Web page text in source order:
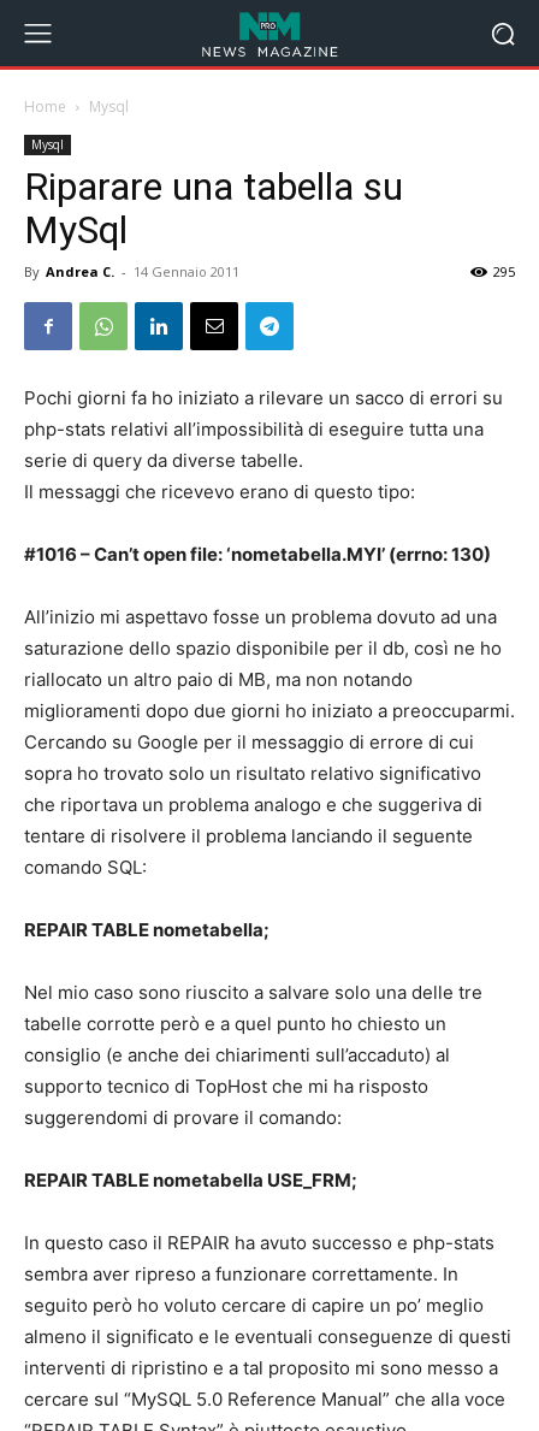
Home Mysql
Mysql
Riparare una tabella su
MySql
By Andrea C. - 14 Gennaio 2011 295
Pochi giorni fa ho iniziato a rilevare un sacco di errori su
php-stats relativi all’impossibilità di eseguire tutta una
serie di query da diverse tabelle.
Il messaggi che ricevevo erano di questo tipo:
#1016 – Can’t open file: ‘nometabella.MYI’ (errno: 130)
All’inizio mi aspettavo fosse un problema dovuto ad una
saturazione dello spazio disponibile per il db, così ne ho
riallocato un altro paio di MB, ma non notando
miglioramenti dopo due giorni ho iniziato a preoccuparmi.
Cercando su Google per il messaggio di errore di cui
sopra ho trovato solo un risultato relativo significativo
che riportava un problema analogo e che suggeriva di
tentare di risolvere il problema lanciando il seguente
comando SQL:
REPAIR TABLE nometabella;
Nel mio caso sono riuscito a salvare solo una delle tre
tabelle corrotte però e a quel punto ho chiesto un
consiglio (e anche dei chiarimenti sull’accaduto) al
supporto tecnico di TopHost che mi ha risposto
suggerendomi di provare il comando:
REPAIR TABLE nometabella USE_FRM;
In questo caso il REPAIR ha avuto successo e php-stats
sembra aver ripreso a funzionare correttamente. In
seguito però ho voluto cercare di capire un po’ meglio
almeno il significato e le eventuali conseguenze di questi
interventi di ripristino e a tal proposito mi sono messo a
cercare sul “MySQL 5.0 Reference Manual” che alla voce